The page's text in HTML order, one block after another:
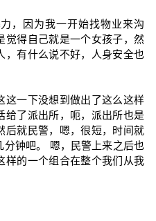
，因为我一开始找物业来沟
觉得自己就是一个女孩子，然
，有什么说不好，人身安全也
这一下没想到做出了这么这样
给了派出所，呃，派出所也是
后就民警，嗯，很短，时间就
钟吧。 嗯，民警上来之后也
样的一个组合在整个我们从我